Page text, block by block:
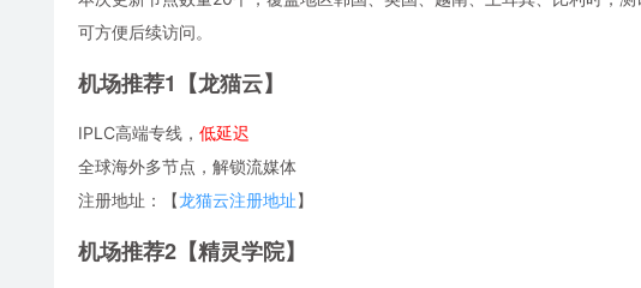
可方便后续访问。
机场推荐1【龙猫云】
IPLC高端专线， 低延迟
全球海外多节点，解锁流媒体
注册地址：【龙猫云注册地址】
机场推荐2【精灵学院】